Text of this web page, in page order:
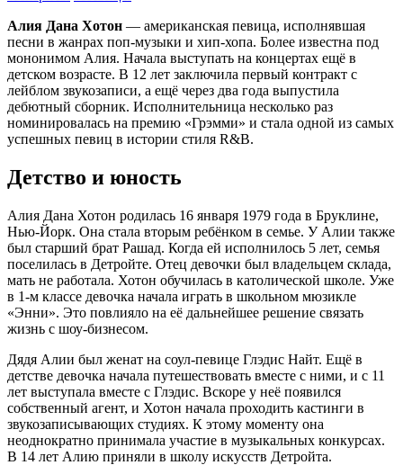
Алия Дана Хотон — американская певица, исполнявшая
песни в жанрах поп-музыки и хип-хопа. Более известна под
мононимом Алия. Начала выступать на концертах ещё в
детском возрасте. В 12 лет заключила первый контракт с
лейблом звукозаписи, а ещё через два года выпустила
дебютный сборник. Исполнительница несколько раз
номинировалась на премию «Грэмми» и стала одной из самых
успешных певиц в истории стиля R&B.
Детство и юность
Алия Дана Хотон родилась 16 января 1979 года в Бруклине,
Нью-Йорк. Она стала вторым ребёнком в семье. У Алии также
был старший брат Рашад. Когда ей исполнилось 5 лет, семья
поселилась в Детройте. Отец девочки был владельцем склада,
мать не работала. Хотон обучилась в католической школе. Уже
в 1-м классе девочка начала играть в школьном мюзикле
«Энни». Это повлияло на её дальнейшее решение связать
жизнь с шоу-бизнесом.
Дядя Алии был женат на соул-певице Глэдис Найт. Ещё в
детстве девочка начала путешествовать вместе с ними, и с 11
лет выступала вместе с Глэдис. Вскоре у неё появился
собственный агент, и Хотон начала проходить кастинги в
звукозаписывающих студиях. К этому моменту она
неоднократно принимала участие в музыкальных конкурсах.
В 14 лет Алию приняли в школу искусств Детройта.